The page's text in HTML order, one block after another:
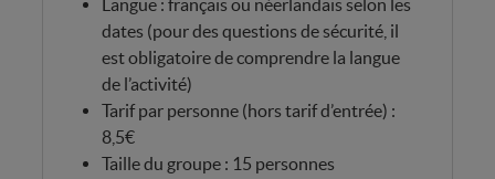
Langue : français ou néerlandais selon les
dates (pour des questions de sécurité, il
est obligatoire de comprendre la langue
de l’activité)
Tarif par personne (hors tarif d’entrée) :
8,5€
Taille du groupe : 15 personnes